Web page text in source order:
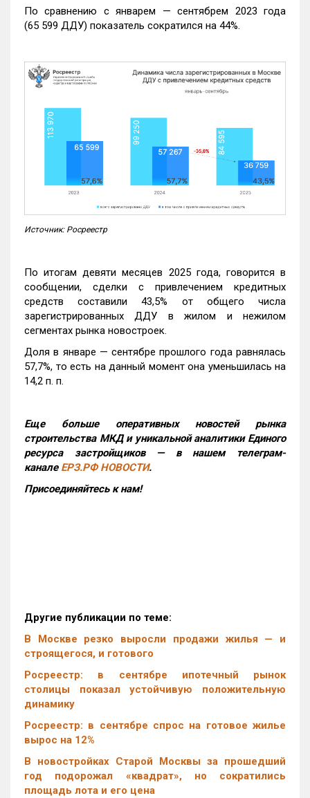
По сравнению с январем — сентябрем 2023 года
(65 599 ДДУ) показатель сократился на 44%.
Источник: Росреестр
По итогам девяти месяцев 2025 года, говорится в
сообщении, сделки с привлечением кредитных
средств составили 43,5% от общего числа
зарегистрированных ДДУ в жилом и нежилом
сегментах рынка новостроек.
Доля в январе — сентябре прошлого года равнялась
57,7%, то есть на данный момент она уменьшилась на
14,2 п. п.
Еще больше оперативных новостей рынка
строительства МКД и уникальной аналитики Единого
ресурса застройщиков — в нашем телеграм-
канале ЕРЗ.РФ НОВОСТИ.
Присоединяйтесь к нам!
Другие публикации по теме:
В Москве резко выросли продажи жилья — и
строящегося, и готового
Росреестр: в сентябре ипотечный рынок
столицы показал устойчивую положительную
динамику
Росреестр: в сентябре спрос на готовое жилье
вырос на 12%
В новостройках Старой Москвы за прошедший
год подорожал «квадрат», но сократились
площадь лота и его цена